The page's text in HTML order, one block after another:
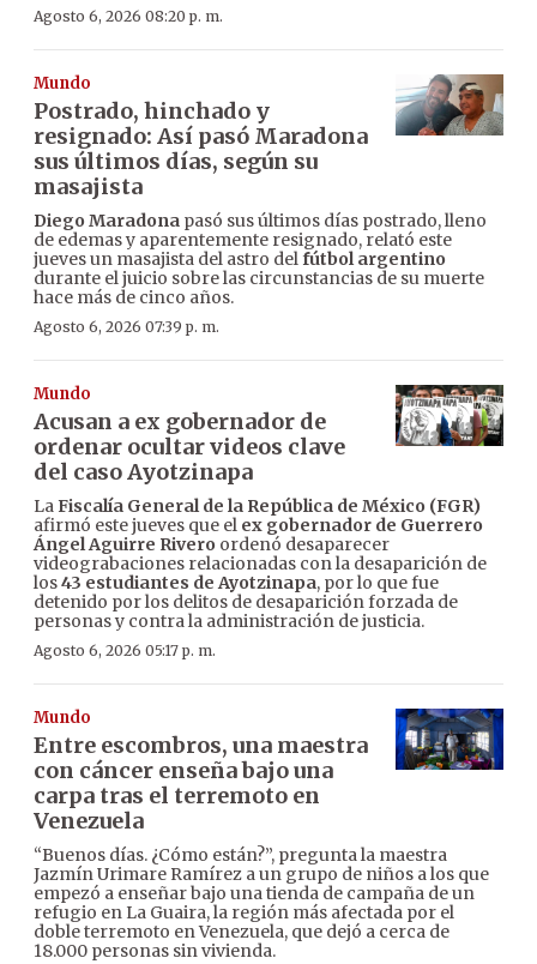
Agosto 6, 2026 08:20 p. m.
Mundo
Postrado, hinchado y
resignado: Así pasó Maradona
sus últimos días, según su
masajista
Diego Maradona pasó sus últimos días postrado, lleno
de edemas y aparentemente resignado, relató este
jueves un masajista del astro delfútbol argentino
durante el juicio sobre las circunstancias de su muerte
hace más de cinco años.
Agosto 6, 2026 07:39 p. m.
Mundo
Acusan a ex gobernador de
ordenar ocultar videos clave
del caso Ayotzinapa
LaFiscalía General de la República de México (FGR)
afirmó este jueves que el ex gobernador de Guerrero
Ángel Aguirre Rivero ordenó desaparecer
videograbaciones relacionadas con la desaparición de
los43 estudiantes de Ayotzinapa, por lo que fue
detenido por los delitos de desaparición forzada de
personas y contra la administración de justicia.
Agosto 6, 2026 05:17 p. m.
Mundo
Entre escombros, una maestra
con cáncer enseña bajo una
carpa tras el terremoto en
Venezuela
“Buenos días. ¿Cómo están?”, pregunta la maestra
Jazmín Urimare Ramírez a un grupo de niños a los que
empezó a enseñar bajo una tienda de campaña de un
refugio en La Guaira, la región más afectada por el
doble terremoto en Venezuela, que dejó a cerca de
18.000 personas sin vivienda.